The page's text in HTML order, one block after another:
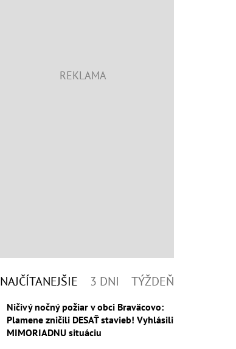
NAJČÍTANEJŠIE 3 DNI TÝŽDEŇ
Ničivý nočný požiar v obci Braväcovo:
Plamene zničili DESAŤ stavieb! Vyhlásili
MIMORIADNU situáciu